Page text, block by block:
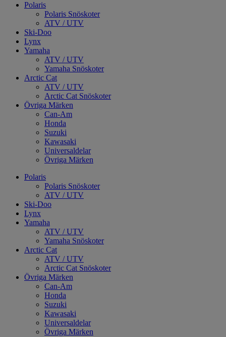
Polaris
Polaris Snöskoter
ATV / UTV
Ski-Doo
Lynx
Yamaha
ATV / UTV
Yamaha Snöskoter
Arctic Cat
ATV / UTV
Arctic Cat Snöskoter
Övriga Märken
Can-Am
Honda
Suzuki
Kawasaki
Universaldelar
Övriga Märken
Polaris
Polaris Snöskoter
ATV / UTV
Ski-Doo
Lynx
Yamaha
ATV / UTV
Yamaha Snöskoter
Arctic Cat
ATV / UTV
Arctic Cat Snöskoter
Övriga Märken
Can-Am
Honda
Suzuki
Kawasaki
Universaldelar
Övriga Märken